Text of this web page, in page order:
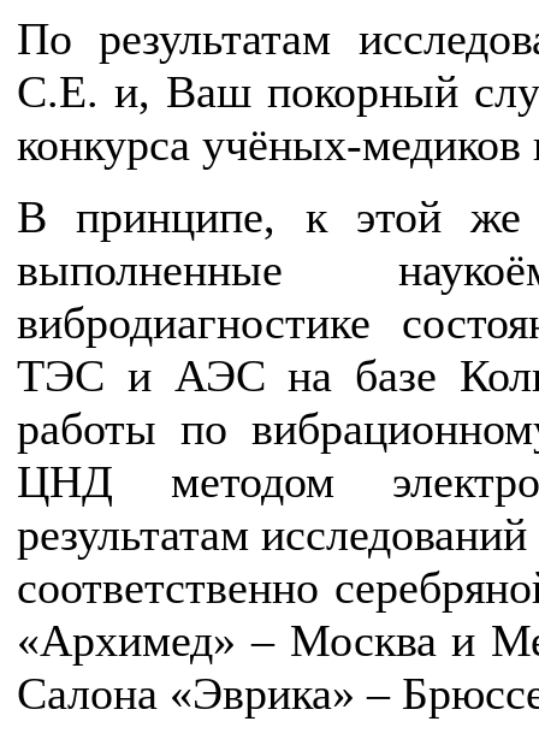
По результатам
С.Е. и, Ваш покорный
конкурса учёных-
В принципе, к этой же
выполненные
вибродиагностике
ТЭС и АЭС на базе
работы по
ЦНД методом
результатам
соответственно
«Архимед» – Москва и
Салона «Эврика» –